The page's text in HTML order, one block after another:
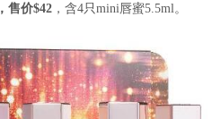
售价$42 ，含4只mini唇蜜5.5ml。